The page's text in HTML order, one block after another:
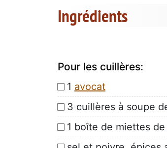
Ingrédients
Pour les cuillères:
1 avocat
3 cuillères à soupe
1 boîte de miettes de